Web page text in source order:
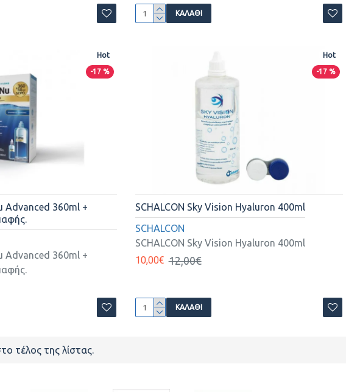
ΚΑΛΆΘΙ
Hot
-17 %
Advanced 360ml +
Advanced 360ml +
Hot
-17 %
SCHALCON
SCHALCON Sky Vision Hyaluron 400ml
SCHALCON Sky Vision Hyaluron 400ml
10,00€ 12,00€
ΚΑΛΆΘΙ
τέλος της λίστας.